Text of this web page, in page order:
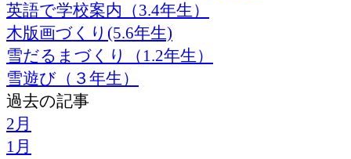
英語で学校案内（3.4年生）
木版画づくり(5.6年生)
雪だるまづくり（1.2年生）
雪遊び（３年生）
過去の記事
2月
1月